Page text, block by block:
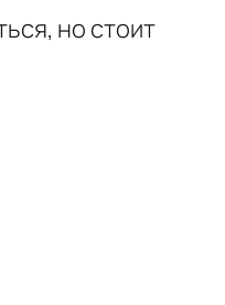
но стоит